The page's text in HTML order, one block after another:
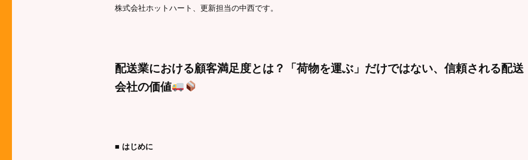
株式会社ホットハート、更新担当の中西です。
配送業における顧客満足度とは？「荷物を運ぶ」だけではない、信頼される配送
会社の価値
■ はじめに